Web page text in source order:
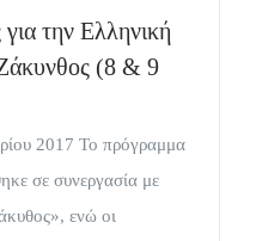
για την Ελληνική
(8 & 9
2017 Το πρόγραμμα
σε συνεργασία με
ενώ οι